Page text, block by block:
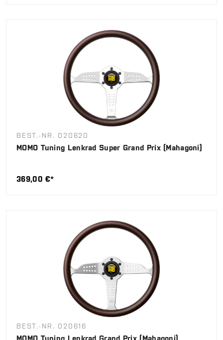
BEST.-NR. 020620
MOMO Tuning Lenkrad Super Grand Prix (Mahagoni)
369,00 €*
BEST.-NR. 020616
MOMO Tuning Lenkrad Grand Prix (Mahagoni)